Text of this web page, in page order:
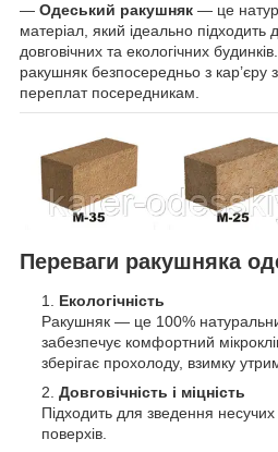
— Одеський ракушняк — це
матеріал, який ідеально підходить
довговічних та екологічних
ракушняк безпосередньо з кар’єру
переплат посередникам.
Переваги ракушняка
Екологічність
Ракушняк — це 100%
забезпечує комфортний
зберігає прохолоду, взимку
Довговічність і міцність
Підходить для зведення несучих
поверхів.